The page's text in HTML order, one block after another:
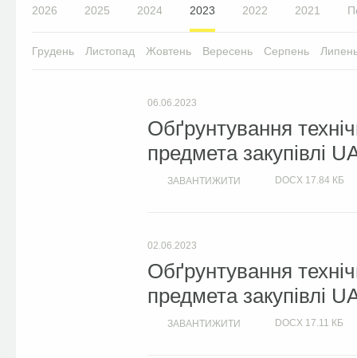
2026 2025 2024 2023 2022 2021
Грудень Листопад Жовтень Вересень Серпень
06.06.2023
Обґрунтування
предмета закупівлі
ЗАВАНТИЖИТИ DOCX 17.84 КБ
02.06.2023
Обґрунтування
предмета закупівлі
ЗАВАНТИЖИТИ DOCX 17.11 КБ